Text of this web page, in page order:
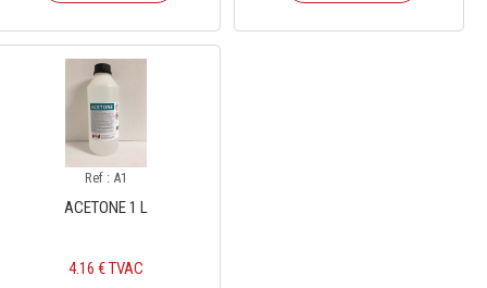
Ref : A1
ACETONE 1 L
4.16 € TVAC